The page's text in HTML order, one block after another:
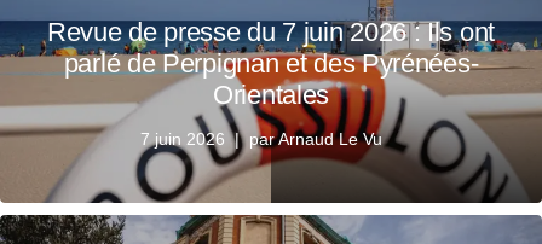
Revue de presse du 7 juin 2026 : Ils ont
parlé de Perpignan et des Pyrénées-
Orientales
7 juin 2026 parArnaud Le Vu